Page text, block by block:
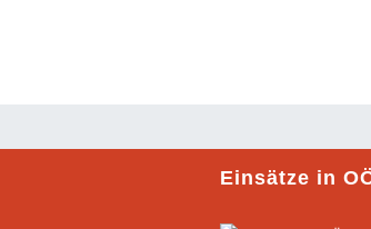
Einsätze in